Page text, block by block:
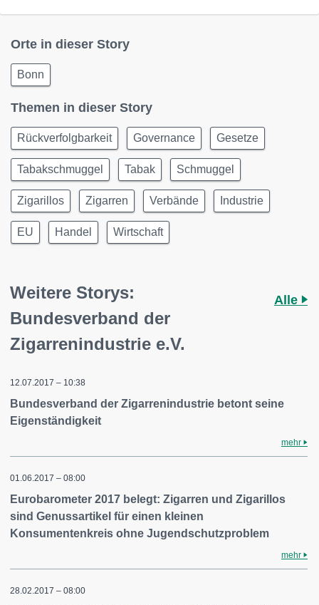
Orte in dieser Story
Bonn
Themen in dieser Story
Rückverfolgbarkeit Governance Gesetze
Tabakschmuggel Tabak Schmuggel
Zigarillos Zigarren Verbände Industrie
EU Handel Wirtschaft
Weitere Storys:
Bundesverband der
Zigarrenindustrie e.V.
Alle
12.07.2017 – 10:38
Bundesverband der Zigarrenindustrie betont seine
Eigenständigkeit
mehr
01.06.2017 – 08:00
Eurobarometer 2017 belegt: Zigarren und Zigarillos
sind Genussartikel für einen kleinen
Konsumentenkreis ohne Jugendschutzproblem
mehr
28.02.2017 – 08:00